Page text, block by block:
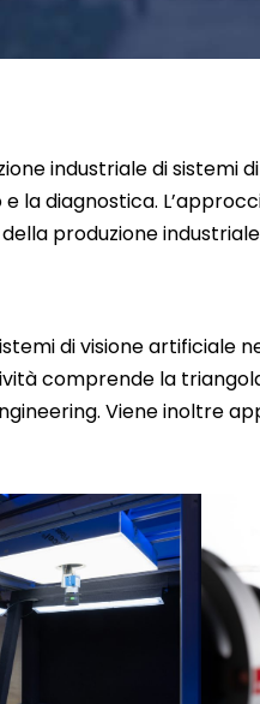
industriale di
la diagnostica.
produzione
di visione artificiale
comprende la
Viene inoltre